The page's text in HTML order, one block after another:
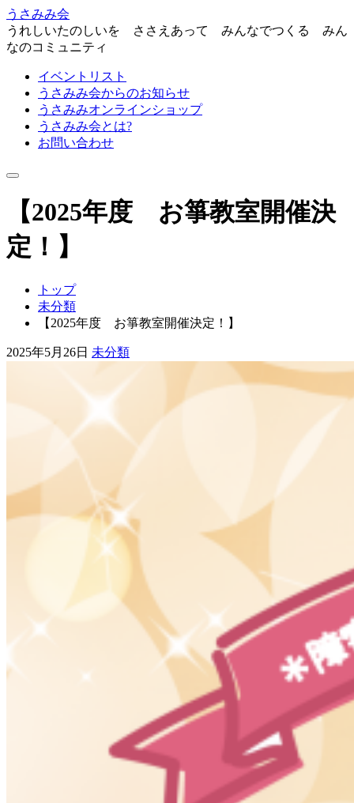
うさみみ会
うれしいたのしいを ささえあって みんなでつくる みん
なのコミュニティ
イベントリスト
うさみみ会からのお知らせ
うさみみオンラインショップ
うさみみ会とは?
お問い合わせ
ナ
シ
ョ
【2025年度 お箏教室開催決
定！】
トップ
未分類
【2025年度 お箏教室開催決定！】
2025年5月26日 未分類